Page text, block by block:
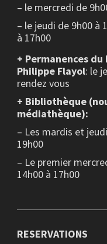
– le mercredi de
– le jeudi de 9h00 à
à 17h00
+ Permanences du
Philippe Flayol: le
rendez vous
+ Bibliothèque
médiathèque):
– Les mardis et
19h00
– Le premier
14h00 à 17h00
RESERVATIONS